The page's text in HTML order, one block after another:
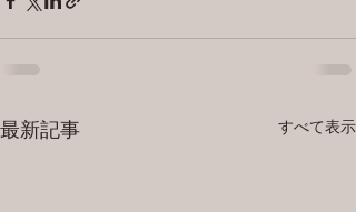
最新記事 すべて表示